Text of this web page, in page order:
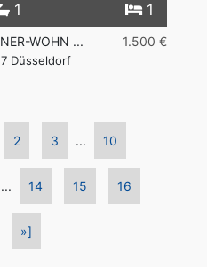
1 1
WOHN ... 1.500 €
Düsseldorf
2 3 ... 10
... 14 15 16
»]